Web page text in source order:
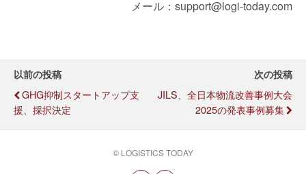
メール：support@logi-today.com
以前の投稿
GHG抑制スタートアップ支
援、採択決定
次の投稿
JILS、全日本物流改善事例大会
2025の発表事例募集
© LOGISTICS TODAY